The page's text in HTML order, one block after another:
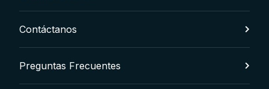
Contáctanos
Preguntas Frecuentes